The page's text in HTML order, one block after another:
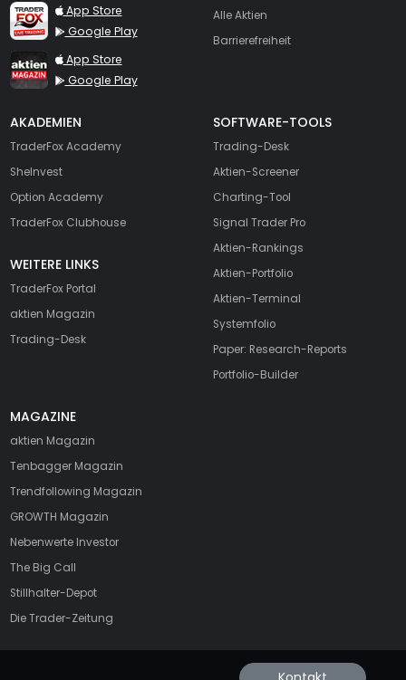
TraderFox Live Trading
App Store
Google Play
TraderFox aktien Magazin
App Store
Google Play
Alle Aktien
Barrierefreiheit
AKADEMIEN
TraderFox Academy
SheInvest
Option Academy
TraderFox Clubhouse
WEITERE LINKS
TraderFox Portal
aktien Magazin
Trading-Desk
SOFTWARE-TOOLS
Trading-Desk
Aktien-Screener
Charting-Tool
Signal Trader Pro
Aktien-Rankings
Aktien-Portfolio
Aktien-Terminal
Systemfolio
Paper: Research-Reports
Portfolio-Builder
MAGAZINE
aktien Magazin
Tenbagger Magazin
Trendfollowing Magazin
GROWTH Magazin
Nebenwerte Investor
The Big Call
Stillhalter-Depot
Die Trader-Zeitung